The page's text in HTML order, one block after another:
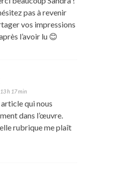
pas à revenir
vos impressions
l’avoir lu 😊
h 17 min
qui nous
dans l’œuvre.
rubrique me plaît